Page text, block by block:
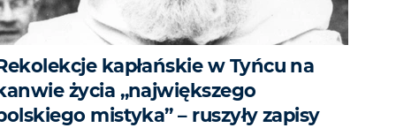
kapłańskie w Tyńcu na
życia „największego
mistyka” – ruszyły zapisy